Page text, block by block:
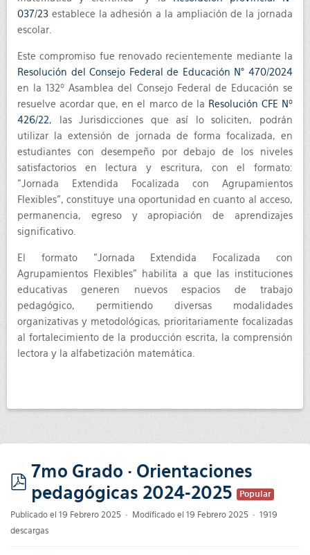
037/23 establece la adhesión a la ampliación de la jornada
escolar.
Este compromiso fue renovado recientemente mediante la
Resolución del Consejo Federal de Educación N° 470/2024
en la 132º Asamblea del Consejo Federal de Educación se
resuelve acordar que, en el marco de la Resolución CFE Nº
426/22, las Jurisdicciones que así lo soliciten, podrán
utilizar la extensión de jornada de forma focalizada, en
estudiantes con desempeño por debajo de los niveles
satisfactorios en lectura y escritura, con el formato:
"Jornada Extendida Focalizada con Agrupamientos
Flexibles", constituye una oportunidad en cuanto al acceso,
permanencia, egreso y apropiación de aprendizajes
significativo.
El formato "Jornada Extendida Focalizada con
Agrupamientos Flexibles” habilita a que las instituciones
educativas generen nuevos espacios de trabajo
pedagógico, permitiendo diversas modalidades
organizativas y metodológicas, prioritariamente focalizadas
al fortalecimiento de la producción escrita, la comprensión
lectora y la alfabetización matemática.
pdf
7mo Grado · Orientaciones
pedagógicas 2024-2025
Popular
Publicado el 19 Febrero 2025 Modificado el 19 Febrero 2025
1919
descargas